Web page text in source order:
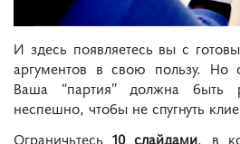
И здесь появляетесь вы с
аргументов в свою пользу. Но
Ваша “партия” должна быть
неспешно, чтобы не спугнуть
Ограничьтесь 10 слайдами, в